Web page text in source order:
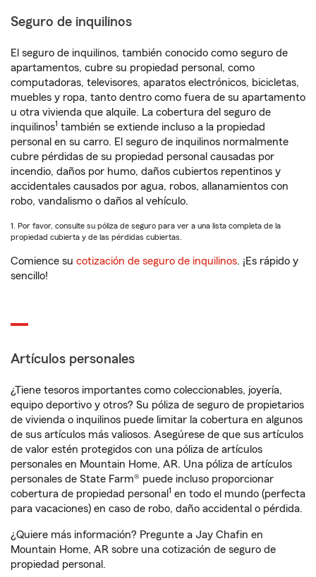
Seguro de inquilinos
El seguro de inquilinos, también conocido como seguro de
apartamentos, cubre su propiedad personal, como
computadoras, televisores, aparatos electrónicos, bicicletas,
muebles y ropa, tanto dentro como fuera de su apartamento
u otra vivienda que alquile. La cobertura del seguro de
inquilinos1 también se extiende incluso a la propiedad
personal en su carro. El seguro de inquilinos normalmente
cubre pérdidas de su propiedad personal causadas por
incendio, daños por humo, daños cubiertos repentinos y
accidentales causados por agua, robos, allanamientos con
robo, vandalismo o daños al vehículo.
1. Por favor, consulte su póliza de seguro para ver a una lista completa de la
propiedad cubierta y de las pérdidas cubiertas.
Comience su cotización de seguro de inquilinos. ¡Es rápido y
sencillo!
Artículos personales
¿Tiene tesoros importantes como coleccionables, joyería,
equipo deportivo y otros? Su póliza de seguro de propietarios
de vivienda o inquilinos puede limitar la cobertura en algunos
de sus artículos más valiosos. Asegúrese de que sus artículos
de valor estén protegidos con una póliza de artículos
personales en Mountain Home, AR. Una póliza de artículos
personales de State Farm® puede incluso proporcionar
cobertura de propiedad personal 1 en todo el mundo (perfecta
para vacaciones) en caso de robo, daño accidental o pérdida.
¿Quiere más información? Pregunte a Jay Chafin en
Mountain Home, AR sobre una cotización de seguro de
propiedad personal.